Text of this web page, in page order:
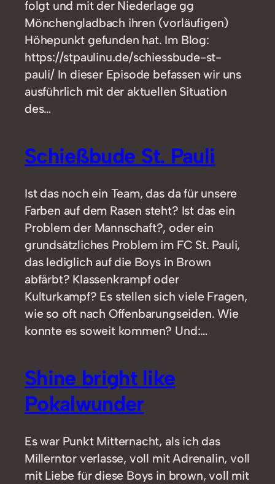
folgt und mit der Niederlage gg
Mönchengladbach ihren (vorläufigen)
Höhepunkt gefunden hat. Im Blog:
https://stpaulinu.de/schiessbude-st-
pauli/ In dieser Episode befassen wir uns
ausführlich mit der aktuellen Situation
des…
Schießbude St. Pauli
Ist das noch ein Team, das da für unsere
Farben auf dem Rasen steht? Ist das ein
Problem der Mannschaft?, oder ein
grundsätzliches Problem im FC St. Pauli,
das lediglich auf die Boys in Brown
abfärbt? Klassenkrampf oder
Kulturkampf? Es stellen sich viele Fragen,
wie so oft nach Offenbarungseiden. Wie
konnte es soweit kommen? Und:…
Shine bright like
Pokalwunder
Es war Punkt Mitternacht, als ich das
Millerntor verlasse, voll mit Adrenalin, voll
mit Liebe für diese Boys in brown, voll mit